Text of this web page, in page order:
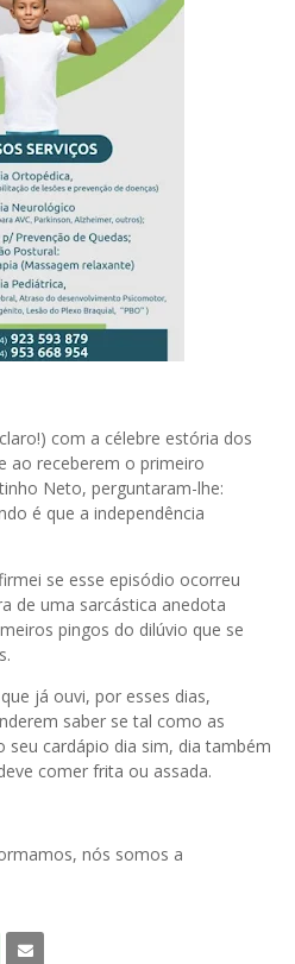
com a célebre estória dos
ao receberem o primeiro
Neto, perguntaram-lhe:
é que a independência
se esse episódio ocorreu
de uma sarcástica anedota
pingos do dilúvio que se
já ouvi, por esses dias,
saber se tal como as
seu cardápio dia sim, dia também
comer frita ou assada.
nós somos a